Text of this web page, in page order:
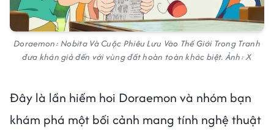
Doraemon: Nobita Và Cuộc Phiêu Lưu Vào Thế Giới Trong Tranh
đưa khán giả đến với vùng đất hoàn toàn khác biệt. Ảnh: X
Đây là lần hiếm hoi Doraemon và nhóm bạn
khám phá một bối cảnh mang tính nghệ thuật